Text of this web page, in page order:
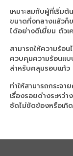
X-Rite
Heat
Roll
Roll
Roll
เหมาะสมกับผู้ที่เริ่ม
ขนาดกึ่งกลางแล้ว
ได้อย่างดีเยี่ยม ตัวเ
สามารถให้ความร้อ
ควบคุมความร้อนแ
สำหรับคลุมรอบแก้ว
ทำให้สามารถกระจ
เรื่องรอยด่างระหว่
ชัดไม่ขัดข้องหรือเกิ